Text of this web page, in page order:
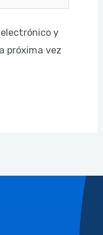
y
próxima vez